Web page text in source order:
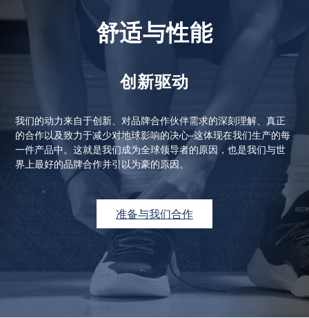
舒适与性能
创新驱动
我们的动力来自于创新、对品牌合作伙伴需求的深刻理解、真正
的合作以及致力于减少对地球影响的决心–这体现在我们生产的每
一件产品中。这就是我们成为全球领导者的原因，也是我们与世
界上最好的品牌合作并引以为豪的原因。
准备与我们合作